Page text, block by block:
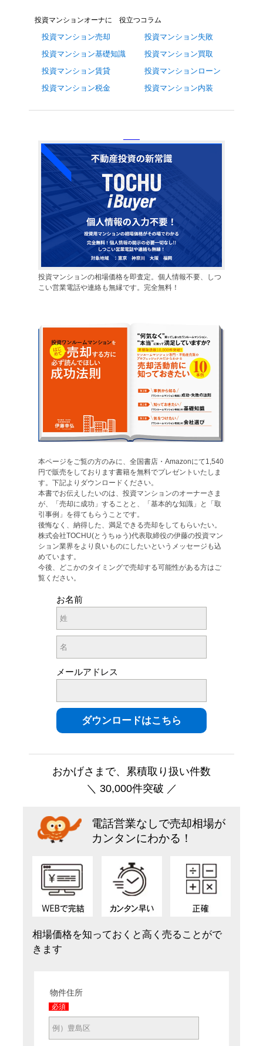
投資マンションオーナに 役立つコラム
投資マンション売却
投資マンション基礎知識
投資マンション賃貸
投資マンション税金
投資マンション失敗
投資マンション買取
投資マンションローン
投資マンション内装
投資マンションの相場価格を即査定。個人情報不要、しつ
こい営業電話や連絡も無縁です。完全無料！
本ページをご覧の方のみに、全国書店・Amazonにて1,540
円で販売をしております書籍を無料でプレゼントいたしま
す。下記よりダウンロードください。
本書でお伝えしたいのは、投資マンションのオーナーさま
が、「売却に成功」することと、「基本的な知識」と「取
引事例」を得てもらうことです。
後悔なく、納得した、満足できる売却をしてもらいたい。
株式会社TOCHU(とうちゅう)代表取締役の伊藤の投資マン
ション業界をより良いものにしたいというメッセージも込
めています。
今後、どこかのタイミングで売却する可能性がある方はご
覧ください。
お名前
メールアドレス
おかげさまで、累積取り扱い件数
＼ 30,000件突破 ／
電話営業なしで売却相場が
カンタンにわかる！
相場価格を知っておくと高く売ることがで
きます
物件住所
必須